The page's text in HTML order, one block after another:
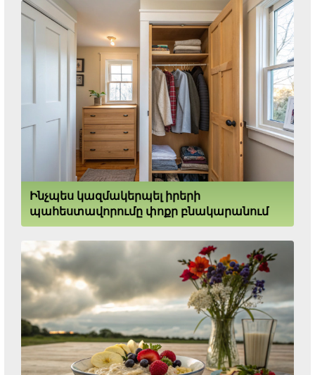
Ինչպես կազմակերպել իրերի
պահեստավորումը փոքր բնակարանում